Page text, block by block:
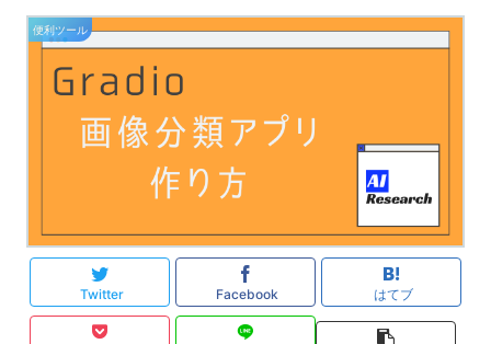
便利ツール
Twitter Facebook はてブ